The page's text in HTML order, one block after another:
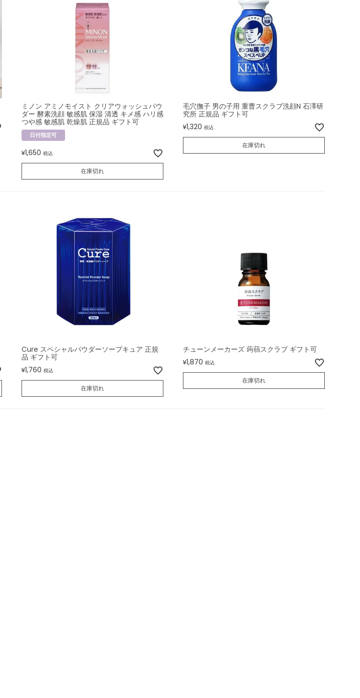
ミノン アミノモイスト クリアウォッシュパウ
ダー 酵素洗顔 敏感肌 保湿 清透 キメ感 ハリ感
つや感 敏感肌 乾燥肌 正規品 ギフト可
日付指定可
¥1,650 税込
在庫切れ
毛穴撫子 男の子用 重曹スクラブ洗顔N 石澤研
究所 正規品 ギフト可
¥1,320 税込
在庫切れ
Cure スペシャルパウダーソープキュア 正規
品 ギフト可
¥1,760 税込
在庫切れ
チューンメーカーズ 蒟蒻スクラブ ギフト可
¥1,870 税込
在庫切れ